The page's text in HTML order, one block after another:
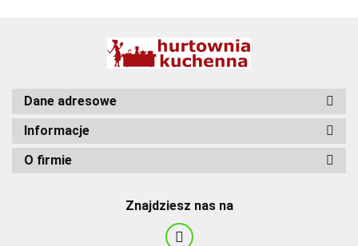
Dane adresowe
Informacje
O firmie
Znajdziesz nas na